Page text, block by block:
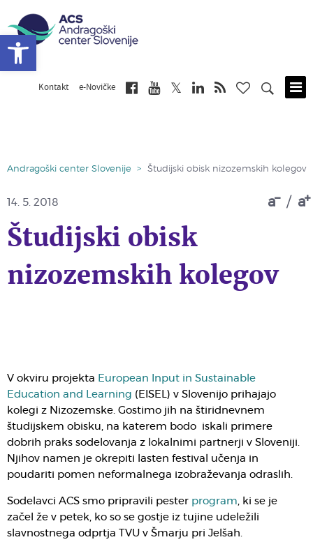
Kontakt e-Novičke
Andragoški center Slovenije > Študijski obisk nizozemskih kolegov
a / a
14. 5. 2018
Študijski obisk
nizozemskih kolegov
V okviru projekta European Input in Sustainable
Education and Learning (EISEL) v Slovenijo prihajajo
kolegi z Nizozemske. Gostimo jih na štiridnevnem
študijskem obisku, na katerem bodo iskali primere
dobrih praks sodelovanja z lokalnimi partnerji v Sloveniji.
Njihov namen je okrepiti lasten festival učenja in
poudariti pomen neformalnega izobraževanja odraslih.
Sodelavci ACS smo pripravili pester program, ki se je
začel že v petek, ko so se gostje iz tujine udeležili
slavnostnega odprtja TVU v Šmarju pri Jelšah.
Open toolbar